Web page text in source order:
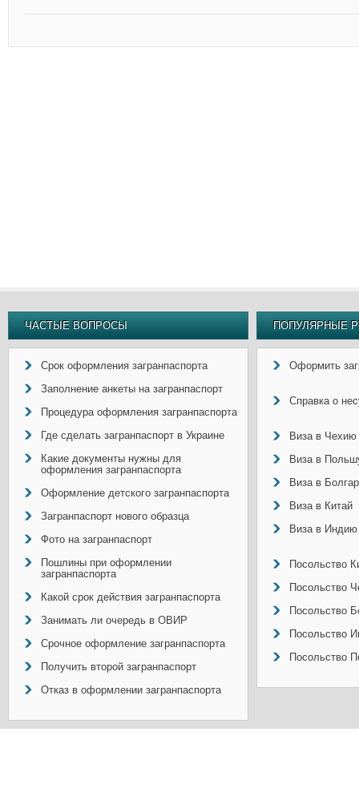
ЧАСТЫЕ ВОПРОСЫ
Срок оформления загранпаспорта
Заполнение анкеты на загранпаспорт
Процедура оформления загранпаспорта
Где сделать загранпаспорт в Украине
Какие документы нужны для
оформления загранпаспорта
Оформление детского загранпаспорта
Загранпаспорт нового образца
Фото на загранпаспорт
Пошлины при оформлении
загранпаспорта
Какой срок действия загранпаспорта
Занимать ли очередь в ОВИР
Срочное оформление загранпаспорта
Получить второй загранпаспорт
Отказ в оформлении загранпаспорта
ПОПУЛЯРНЫЕ
Оформить
Справка о
Виза в Чехию
Виза в
Виза в
Виза в Китай
Виза в Индию
Посольство
Посольство
Посольство
Посольство
Посольство